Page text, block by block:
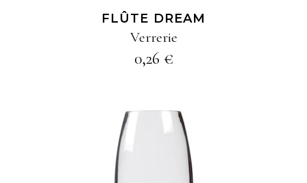
FLÛTE DREAM
Verrerie
0,26 €